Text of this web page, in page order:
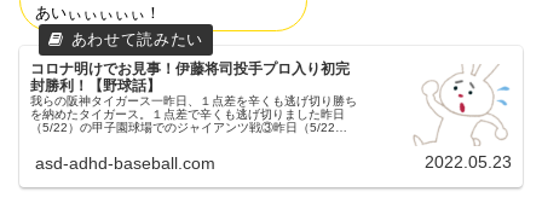
あいぃぃぃぃぃ！
コロナ明けでお見事！伊藤将司投手プロ入り初完
封勝利！【野球話】
我らの阪神タイガース一昨日、１点差を辛くも逃げ切り勝ち
を納めたタイガース。１点差で辛くも逃げ切りました昨日
（5/22）の甲子園球場でのジャイアンツ戦③昨日（5/22）
asd-adhd-baseball.com 2022.05.23